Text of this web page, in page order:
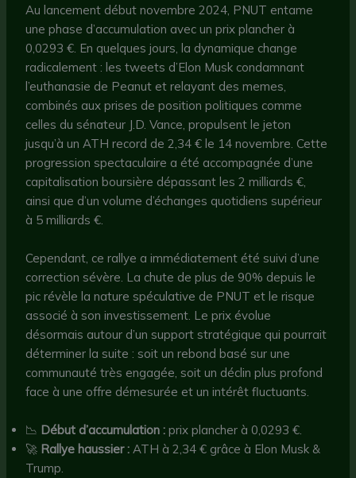
Au lancement début novembre 2024, PNUT entame
une phase d’accumulation avec un prix plancher à
0,0293 €. En quelques jours, la dynamique change
radicalement : les tweets d’Elon Musk condamnant
l’euthanasie de Peanut et relayant des memes,
combinés aux prises de position politiques comme
celles du sénateur J.D. Vance, propulsent le jeton
jusqu’à un ATH record de 2,34 € le 14 novembre. Cette
progression spectaculaire a été accompagnée d’une
capitalisation boursière dépassant les 2 milliards €,
ainsi que d’un volume d’échanges quotidiens supérieur
à 5 milliards €.
Cependant, ce rallye a immédiatement été suivi d’une
correction sévère. La chute de plus de 90% depuis le
pic révèle la nature spéculative de PNUT et le risque
associé à son investissement. Le prix évolue
désormais autour d’un support stratégique qui pourrait
déterminer la suite : soit un rebond basé sur une
communauté très engagée, soit un déclin plus profond
face à une offre démesurée et un intérêt fluctuants.
📉 Début d’accumulation : prix plancher à 0,0293 €.
🚀 Rallye haussier : ATH à 2,34 € grâce à Elon Musk &
Trump.